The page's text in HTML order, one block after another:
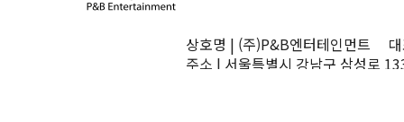
상호명 | (주)P&B엔터테인먼트
주소 | 서울특별시 강남구 삼성로